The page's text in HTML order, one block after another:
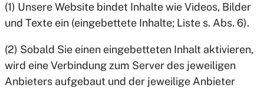
(1) Unsere Website bindet Inhalte wie Videos, Bilder
und Texte ein (eingebettete Inhalte; Liste s. Abs. 6).
(2) Sobald Sie einen eingebetteten Inhalt aktivieren,
wird eine Verbindung zum Server des jeweiligen
Anbieters aufgebaut und der jeweilige Anbieter